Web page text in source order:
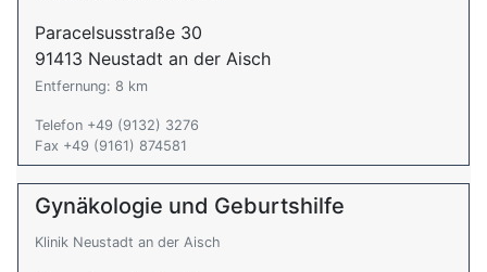
Paracelsusstraße 30
91413 Neustadt an der Aisch
Entfernung: 8 km
Telefon +49 (9132) 3276
Fax +49 (9161) 874581
Gynäkologie und Geburtshilfe
Klinik Neustadt an der Aisch